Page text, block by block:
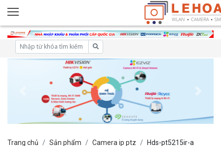
Trang chủ Sản phẩm Camera ip ptz Hds-pt5215ir-a